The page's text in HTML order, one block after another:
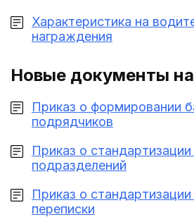
Характеристика на
награждения
Новые документы
Приказ о формировании
подрядчиков
Приказ о
подразделений
Приказ о
переписки